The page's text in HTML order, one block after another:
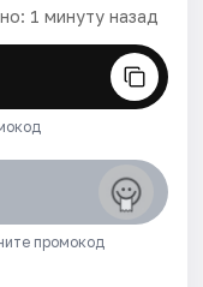
1 минуту назад
промокод